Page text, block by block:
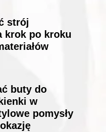
strój
krok po kroku
buty do
w
pomysły